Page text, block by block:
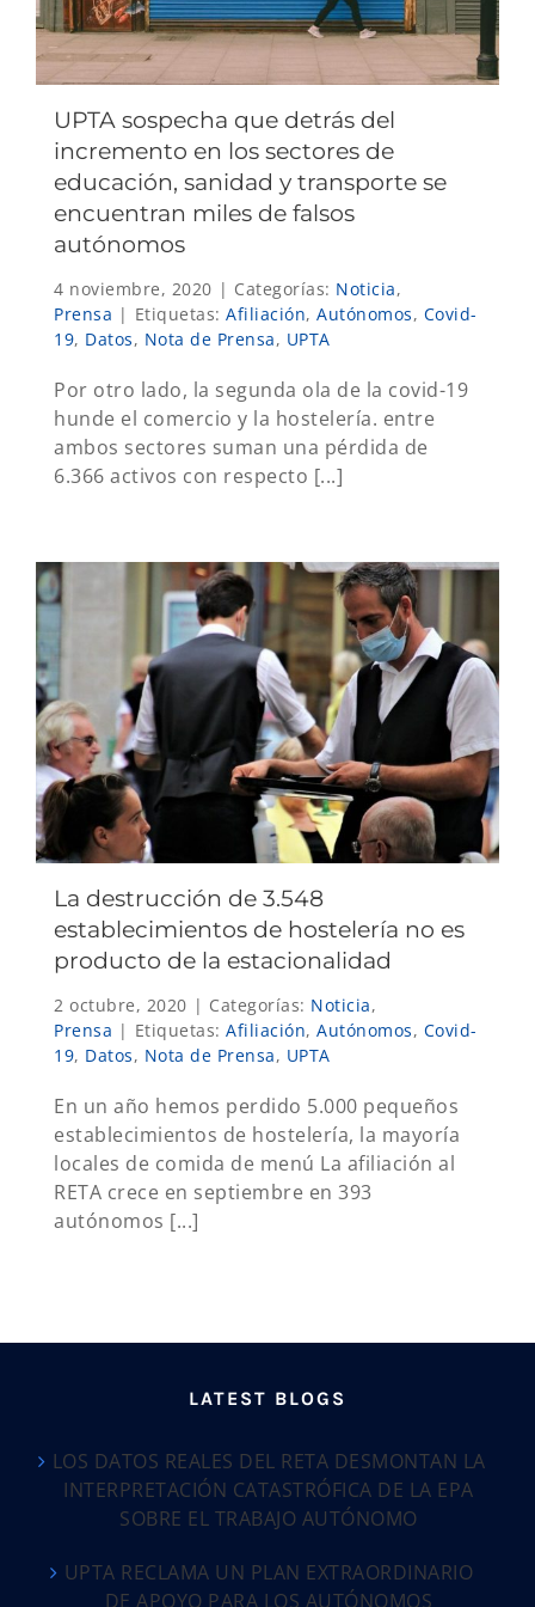
UPTA sospecha que detrás del
incremento en los sectores de
educación, sanidad y transporte se
encuentran miles de falsos
autónomos
4 noviembre, 2020 | Categorías: Noticia,
Prensa | Etiquetas: Afiliación, Autónomos, Covid-
19, Datos, Nota de Prensa, UPTA
Por otro lado, la segunda ola de la covid-19
hunde el comercio y la hostelería. entre
ambos sectores suman una pérdida de
6.366 activos con respecto [...]
La destrucción de 3.548
establecimientos de hostelería no es
producto de la estacionalidad
2 octubre, 2020 | Categorías: Noticia,
Prensa | Etiquetas: Afiliación, Autónomos, Covid-
19, Datos, Nota de Prensa, UPTA
En un año hemos perdido 5.000 pequeños
establecimientos de hostelería, la mayoría
locales de comida de menú La afiliación al
RETA crece en septiembre en 393
autónomos [...]
LATEST BLOGS
LOS DATOS REALES DEL RETA DESMONTAN LA
INTERPRETACIÓN CATASTRÓFICA DE LA EPA
SOBRE EL TRABAJO AUTÓNOMO
UPTA RECLAMA UN PLAN EXTRAORDINARIO
DE APOYO PARA LOS AUTÓNOMOS